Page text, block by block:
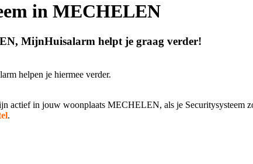
in MECHELEN
MijnHuisalarm helpt je graag verder!
helpen je hiermee verder.
actief in jouw woonplaats MECHELEN, als je Securitysysteem
.